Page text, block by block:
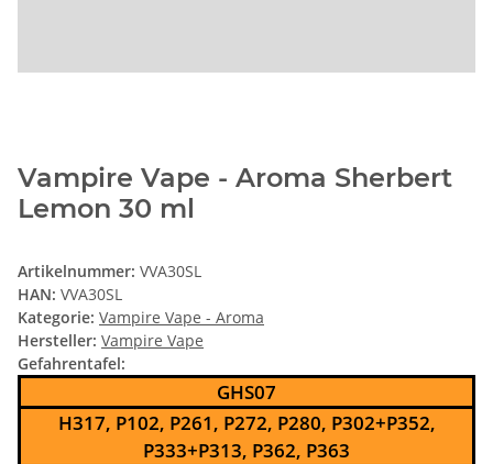
Vampire Vape - Aroma Sherbert
Lemon 30 ml
Artikelnummer: VVA30SL
HAN: VVA30SL
Kategorie: Vampire Vape - Aroma
Hersteller: Vampire Vape
Gefahrentafel:
GHS07
H317, P102, P261, P272, P280, P302+P352,
P333+P313, P362, P363